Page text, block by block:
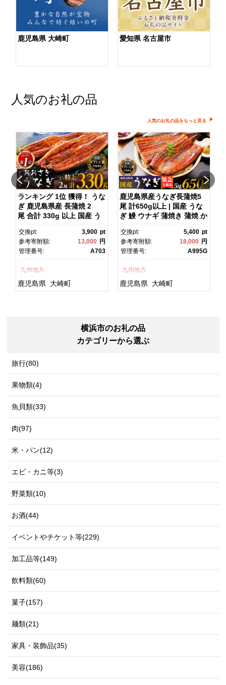
鹿児島県 大崎町 愛知県 名古屋市
人気のお礼の品
人気のお礼の品をもっと見る
ランキング 1位 獲得！ うな
ぎ 鹿児島県産 長蒲焼 2
尾 合計 330g 以上 国産 う
なぎ 鰻 ウナギ 蒲焼き 蒲
焼 かばやき 魚 魚介 魚貝 海
鮮 うな重 ひつまぶし 蒲
焼 訳あり ギフト 人気 おす
半島 A703
交換pt: 3,900 pt
参考寄附額:
13,000 円
管理番号:
A703
九州地方
鹿児島県 大崎町
鹿児島県産うなぎ長蒲焼5
尾 計650g以上 | 国産 うな
ぎ 鰻 ウナギ 蒲焼き 蒲焼 か
ばやき unagi うなぎ蒲
焼 土用丑の日 土用の丑の
日 丑の日 魚 魚介 魚貝 海
鮮 うな重 蒲焼 訳あり ギフ
県 大崎町 大隅半
島 A995G 【会員限定のお
礼の品】【うなぎ蒲焼 国
交換pt: 5,400 pt
参考寄附額:
18,000 円
管理番号:
A995G
九州地方
鹿児島県 大崎町
横浜市のお礼の品
カテゴリーから選ぶ
旅行(80)
果物類(4)
魚貝類(33)
肉(97)
米・パン(12)
エビ・カニ等(3)
野菜類(10)
お酒(44)
イベントやチケット等(229)
加工品等(149)
飲料類(60)
菓子(157)
麺類(21)
家具・装飾品(35)
美容(186)